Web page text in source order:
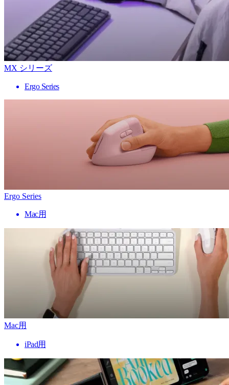
MX シリーズ
Ergo Series
Ergo Series
Mac用
Mac用
iPad用